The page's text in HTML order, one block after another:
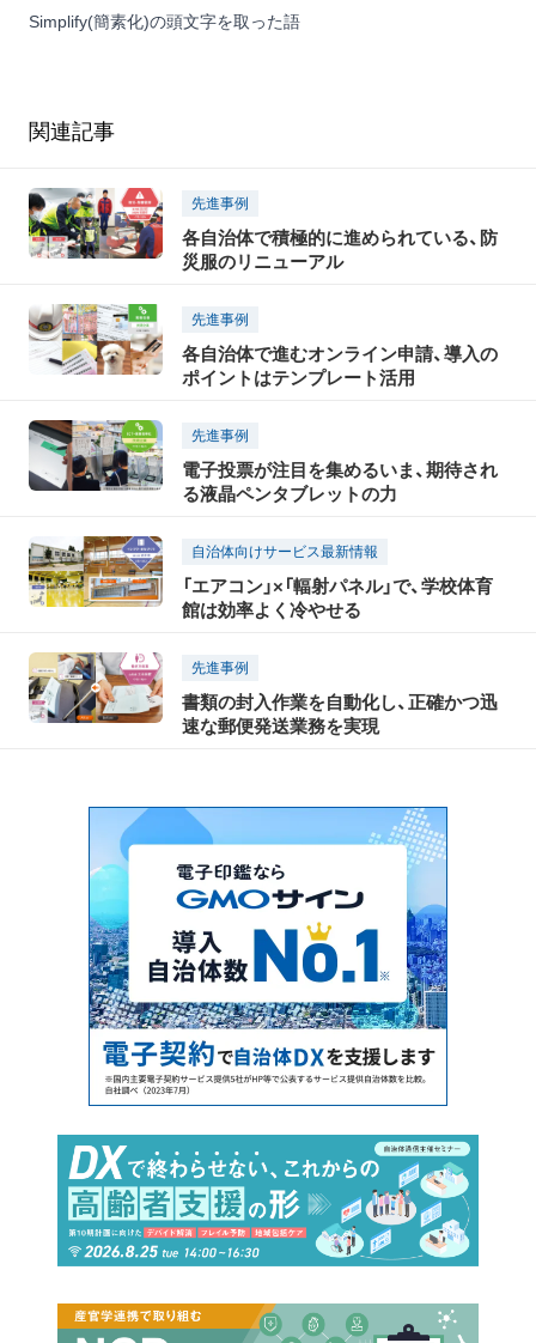
Simplify(簡素化)の頭文字を取った語
関連記事
先進事例
各自治体で積極的に進められている、防
災服のリニューアル
先進事例
各自治体で進むオンライン申請、導入の
ポイントはテンプレート活用
先進事例
電子投票が注目を集めるいま、期待され
る液晶ペンタブレットの力
自治体向けサービス最新情報
「エアコン」×「輻射パネル」で、学校体育
館は効率よく冷やせる
先進事例
書類の封入作業を自動化し、正確かつ迅
速な郵便発送業務を実現